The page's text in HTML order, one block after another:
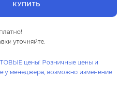
КУПИТЬ
уточняйте.
цены! Розничные цены и
у менеджера, возможно изменение